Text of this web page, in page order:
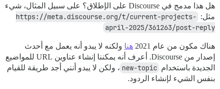
هل هذا مدمج في Discourse على الإطلاق؟ على سبيل المثال، شيء
مثل: https://meta.discourse.org/t/current-projects-
april-2025/361263/post-reply
هناك مكون من عام 2021 هنا ولكنه لا يبدو أنه يعمل مع أحدث
إصدار من Discourse. أعرف أنه يمكننا إنشاء عناوين URL للمواضيع
الجديدة باستخدام new-topic ، ولكن لا يبدو أنني أجد طريقة للقيام
بنفس الشيء لإنشاء الردود.